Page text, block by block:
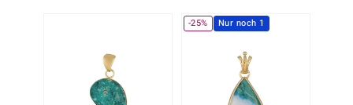
-25% Nur noch 1